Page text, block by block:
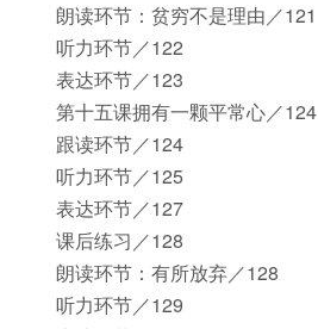
朗读环节：贫穷不是理由／121
听力环节／122
表达环节／123
第十五课拥有一颗平常心／124
跟读环节／124
听力环节／125
表达环节／127
课后练习／128
朗读环节：有所放弃／128
听力环节／129